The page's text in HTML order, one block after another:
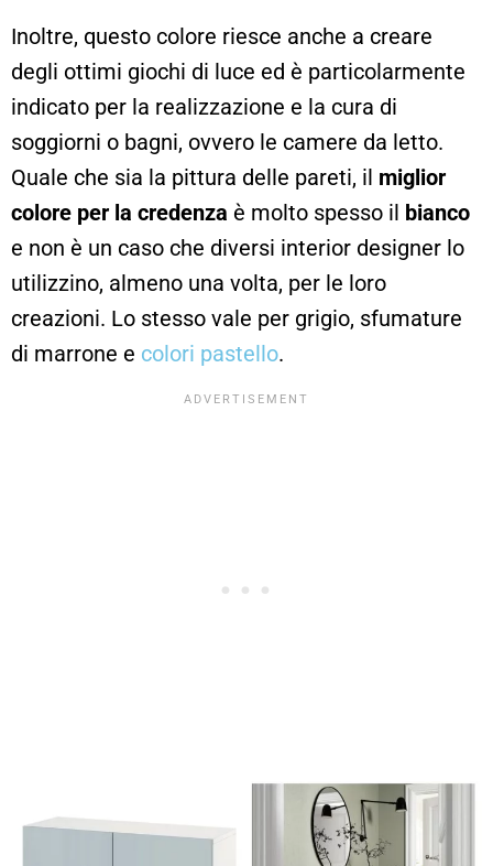
Inoltre, questo colore riesce anche a creare
degli ottimi giochi di luce ed è particolarmente
indicato per la realizzazione e la cura di
soggiorni o bagni, ovvero le camere da letto.
Quale che sia la pittura delle pareti, il miglior
colore per la credenza è molto spesso il bianco
e non è un caso che diversi interior designer lo
utilizzino, almeno una volta, per le loro
creazioni. Lo stesso vale per grigio, sfumature
di marrone e colori pastello.